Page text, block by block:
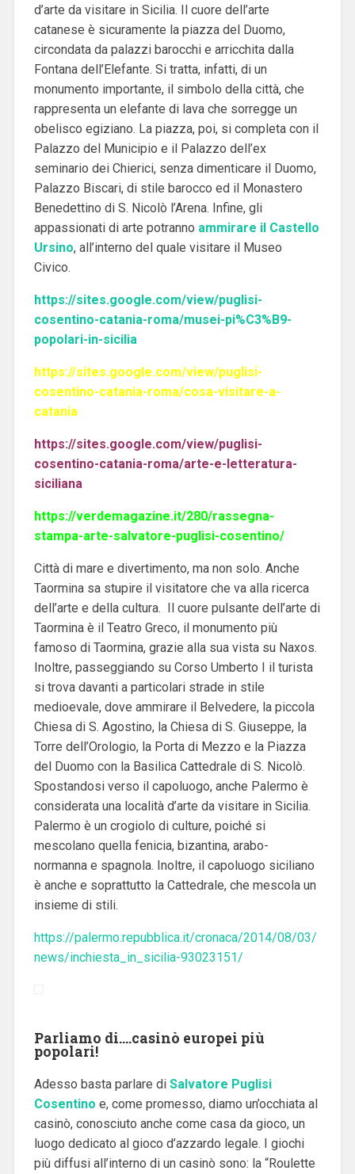
d’arte da visitare in Sicilia. Il cuore dell’arte
catanese è sicuramente la piazza del Duomo,
circondata da palazzi barocchi e arricchita dalla
Fontana dell’Elefante. Si tratta, infatti, di un
monumento importante, il simbolo della città, che
rappresenta un elefante di lava che sorregge un
obelisco egiziano. La piazza, poi, si completa con il
Palazzo del Municipio e il Palazzo dell’ex
seminario dei Chierici, senza dimenticare il Duomo,
Palazzo Biscari, di stile barocco ed il Monastero
Benedettino di S. Nicolò l’Arena. Infine, gli
appassionati di arte potranno ammirare il Castello
Ursino, all’interno del quale visitare il Museo
Civico.
https://sites.google.com/view/puglisi-
cosentino-catania-roma/musei-pi%C3%B9-
popolari-in-sicilia
https://sites.google.com/view/puglisi-
cosentino-catania-roma/cosa-visitare-a-
catania
https://sites.google.com/view/puglisi-
cosentino-catania-roma/arte-e-letteratura-
siciliana
https://verdemagazine.it/280/rassegna-
stampa-arte-salvatore-puglisi-cosentino/
Città di mare e divertimento, ma non solo. Anche
Taormina sa stupire il visitatore che va alla ricerca
dell’arte e della cultura. Il cuore pulsante dell’arte di
Taormina è il Teatro Greco, il monumento più
famoso di Taormina, grazie alla sua vista su Naxos.
Inoltre, passeggiando su Corso Umberto I il turista
si trova davanti a particolari strade in stile
medioevale, dove ammirare il Belvedere, la piccola
Chiesa di S. Agostino, la Chiesa di S. Giuseppe, la
Torre dell’Orologio, la Porta di Mezzo e la Piazza
del Duomo con la Basilica Cattedrale di S. Nicolò.
Spostandosi verso il capoluogo, anche Palermo è
considerata una località d’arte da visitare in Sicilia.
Palermo è un crogiolo di culture, poiché si
mescolano quella fenicia, bizantina, arabo-
normanna e spagnola. Inoltre, il capoluogo siciliano
è anche e soprattutto la Cattedrale, che mescola un
insieme di stili.
https://palermo.repubblica.it/cronaca/2014/08/03/
news/inchiesta_in_sicilia-93023151/
Parliamo di….casinò europei più
popolari!
Adesso basta parlare di Salvatore Puglisi
Cosentino e, come promesso, diamo un’occhiata al
casinò, conosciuto anche come casa da gioco, un
luogo dedicato al gioco d’azzardo legale. I giochi
più diffusi all’interno di un casinò sono: la “Roulette